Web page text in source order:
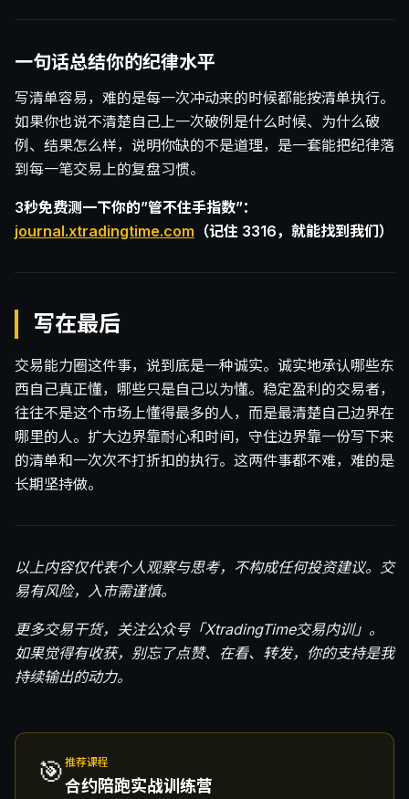
一句话总结你的纪律水平
写清单容易，难的是每一次冲动来的时候都能按清单执行。
如果你也说不清楚自己上一次破例是什么时候、为什么破
例、结果怎么样，说明你缺的不是道理，是一套能把纪律落
到每一笔交易上的复盘习惯。
3秒免费测一下你的”管不住手指数”：
journal.xtradingtime.com （记住 3316，就能找到我们）
写在最后
交易能力圈这件事，说到底是一种诚实。诚实地承认哪些东
西自己真正懂，哪些只是自己以为懂。稳定盈利的交易者，
往往不是这个市场上懂得最多的人，而是最清楚自己边界在
哪里的人。扩大边界靠耐心和时间，守住边界靠一份写下来
的清单和一次次不打折扣的执行。这两件事都不难，难的是
长期坚持做。
以上内容仅代表个人观察与思考，不构成任何投资建议。交
易有风险，入市需谨慎。
更多交易干货，关注公众号「XtradingTime交易内训」。
如果觉得有收获，别忘了点赞、在看、转发，你的支持是我
持续输出的动力。
🎯 推荐课程
合约陪跑实战训练营